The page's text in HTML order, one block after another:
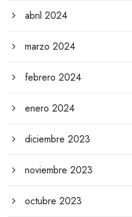
abril 2024
marzo 2024
febrero 2024
enero 2024
diciembre 2023
noviembre 2023
octubre 2023